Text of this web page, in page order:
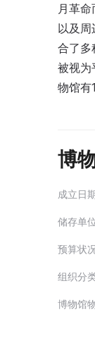
月革
以及
合了多
被视为
物馆有
博
成立日
储存单
预算状
组织分
博物馆